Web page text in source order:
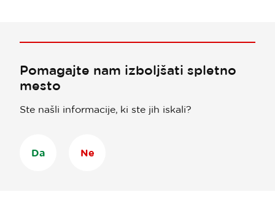
Pomagajte nam izboljšati spletno
mesto
Ste našli informacije, ki ste jih iskali?
Da Ne